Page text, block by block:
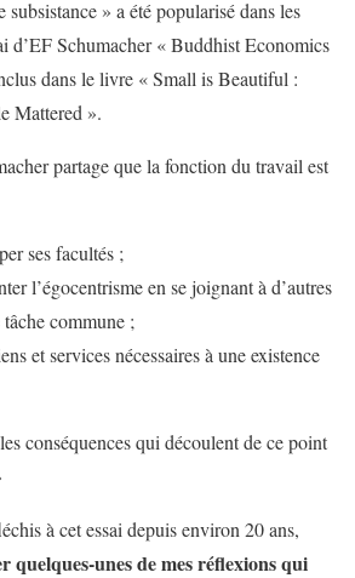
subsistance » a été popularisé dans les
d’EF Schumacher « Buddhist Economics
dans le livre « Small is Beautiful :
Mattered ».
partage que la fonction du travail est
ses facultés ;
l’égocentrisme en se joignant à d’autres
commune ;
et services nécessaires à une existence
conséquences qui découlent de ce point
à cet essai depuis environ 20 ans,
quelques-unes de mes réflexions qui